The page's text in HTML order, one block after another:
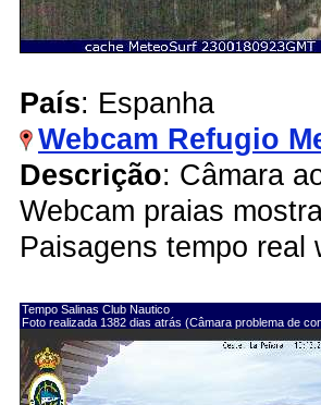
País: Espanha
Webcam Refugio
Descrição: Câmara
Webcam praias
Paisagens tempo real
Tempo Salinas Club Nautico
Foto realizada 1382 dias atrás (Câmara problema de